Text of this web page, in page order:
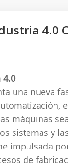
4.0
4.0
una nueva
máquinas
sistemas y
impulsada
de